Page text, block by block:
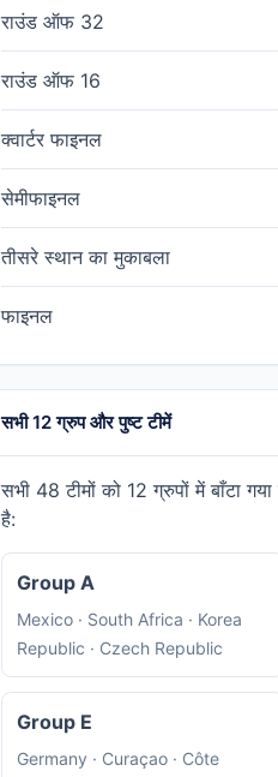
राउंड ऑफ 32
राउंड ऑफ 16
क्वार्टर फाइनल
सेमीफाइनल
तीसरे स्थान का मुकाबला
फाइनल
सभी 12 ग्रुप और पुष्ट टीमें
सभी 48 टीमों को 12 ग्रुपों में बाँटा
है:
Group A
Mexico · South Africa · Korea
Republic · Czech Republic
Group E
Germany · Curaçao · Côte